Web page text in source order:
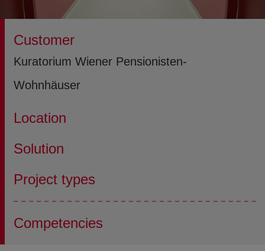
Customer
Kuratorium Wiener Pensionisten-
Wohnhäuser
Location
Solution
Project types
Competencies